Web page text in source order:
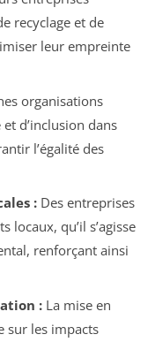
recyclage et de
leur empreinte
organisations
d’inclusion dans
l’égalité des
:Des entreprises
locaux, qu’il s’agisse
renforçant ainsi
:La mise en
sur les impacts